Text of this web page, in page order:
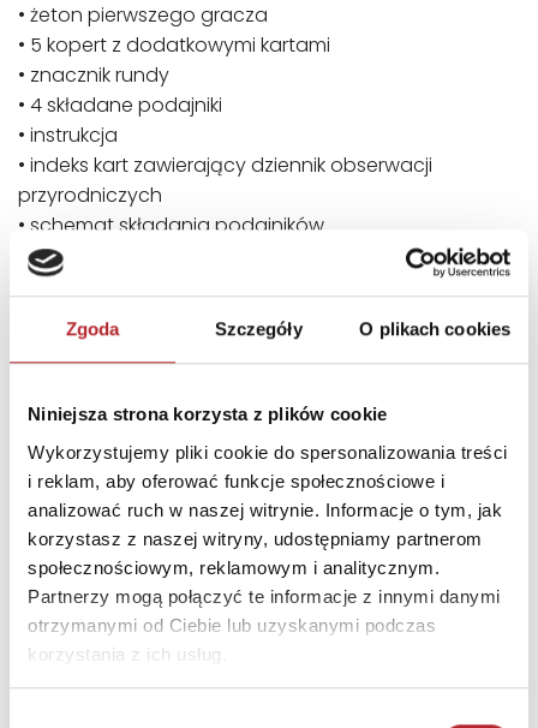
Zgoda Szczegóły O plikach cookies
Niniejsza strona korzysta z plików cookie
Wykorzystujemy pliki cookie do spersonalizowania treści
i reklam, aby oferować funkcje społecznościowe i
analizować ruch w naszej witrynie. Informacje o tym, jak
korzystasz z naszej witryny, udostępniamy partnerom
społecznościowym, reklamowym i analitycznym.
Partnerzy mogą połączyć te informacje z innymi danymi
otrzymanymi od Ciebie lub uzyskanymi podczas
korzystania z ich usług.
• żeton pierwszego gracza
• 5 kopert z dodatkowymi kartami
• znacznik rundy
• 4 składane podajniki
• instrukcja
• indeks kart zawierający dziennik obserwacji
przyrodniczych
• schemat składania podajników
wiek: +10
liczba graczy:1-4
czas rozgrywki: ok. 60 - 90 minut
SZCZEGÓŁY
Producent
Rebel
Kod EAN
5902650615793
Sprzedaż od
2021-04-15
Rodzaj
Zabawki
Format
295x295x75 mm